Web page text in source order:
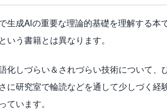
生成AIの重要な理論的基礎を理解する本
う書籍とは異なります。
化しづらい＆されづらい技術について、
に研究室で輪読などを通して少しづく経
います。